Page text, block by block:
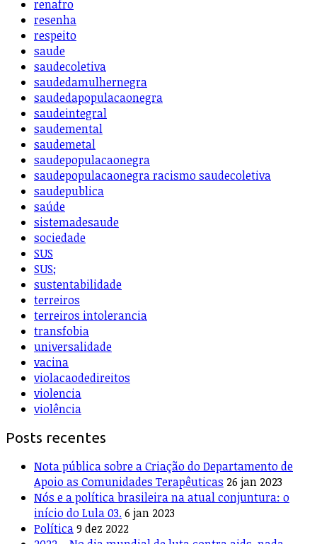
renafro
resenha
respeito
saude
saudecoletiva
saudedamulhernegra
saudedapopulacaonegra
saudeintegral
saudemental
saudemetal
saudepopulacaonegra
saudepopulacaonegra racismo saudecoletiva
saudepublica
saúde
sistemadesaude
sociedade
SUS
SUS;
sustentabilidade
terreiros
terreiros intolerancia
transfobia
universalidade
vacina
violacaodedireitos
violencia
violência
Posts recentes
Nota pública sobre a Criação do Departamento de
Apoio as Comunidades Terapêuticas 26 jan 2023
Nós e a política brasileira na atual conjuntura: o
início do Lula 03.6 jan 2023
Política9 dez 2022